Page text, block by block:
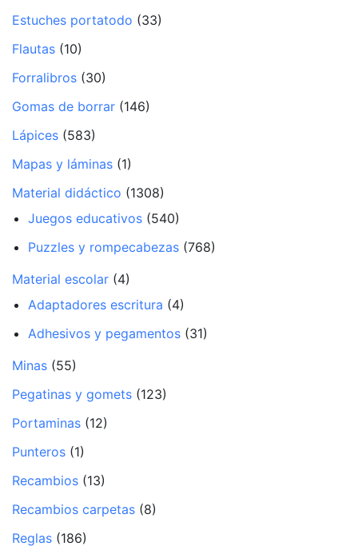
Estuches portatodo (33)
Flautas (10)
Forralibros (30)
Gomas de borrar (146)
Lápices (583)
Mapas y láminas (1)
Material didáctico (1308)
Juegos educativos (540)
Puzzles y rompecabezas (768)
Material escolar (4)
Adaptadores escritura (4)
Adhesivos y pegamentos (31)
Minas (55)
Pegatinas y gomets (123)
Portaminas (12)
Punteros (1)
Recambios (13)
Recambios carpetas (8)
Reglas (186)